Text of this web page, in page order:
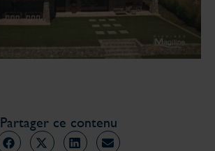
Partager ce contenu